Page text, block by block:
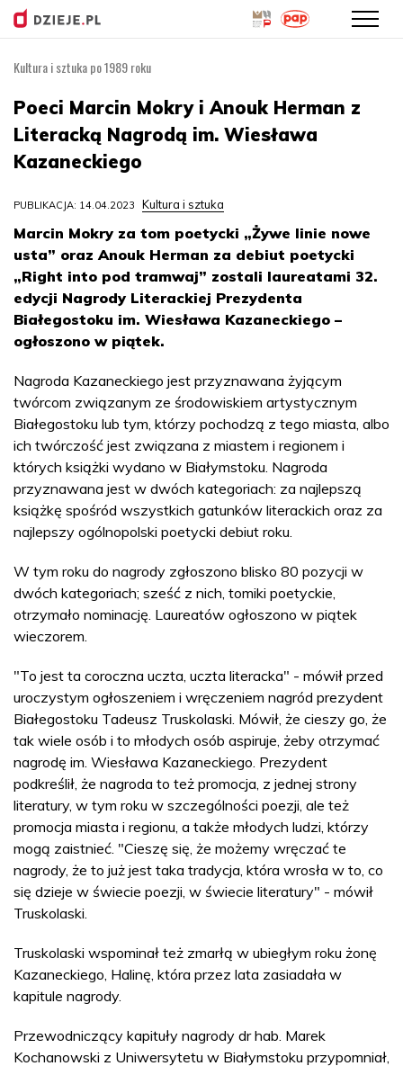
treści
Kultura i sztuka po 1989 roku
Poeci Marcin Mokry i Anouk Herman z
Literacką Nagrodą im. Wiesława
Kazaneckiego
PUBLIKACJA: 14.04.2023 Kultura i sztuka
Marcin Mokry za tom poetycki „Żywe linie nowe
usta” oraz Anouk Herman za debiut poetycki
„Right into pod tramwaj” zostali laureatami 32.
edycji Nagrody Literackiej Prezydenta
Białegostoku im. Wiesława Kazaneckiego –
ogłoszono w piątek.
Nagroda Kazaneckiego jest przyznawana żyjącym
twórcom związanym ze środowiskiem artystycznym
Białegostoku lub tym, którzy pochodzą z tego miasta, albo
ich twórczość jest związana z miastem i regionem i
których książki wydano w Białymstoku. Nagroda
przyznawana jest w dwóch kategoriach: za najlepszą
książkę spośród wszystkich gatunków literackich oraz za
najlepszy ogólnopolski poetycki debiut roku.
W tym roku do nagrody zgłoszono blisko 80 pozycji w
dwóch kategoriach; sześć z nich, tomiki poetyckie,
otrzymało nominację. Laureatów ogłoszono w piątek
wieczorem.
"To jest ta coroczna uczta, uczta literacka" - mówił przed
uroczystym ogłoszeniem i wręczeniem nagród prezydent
Białegostoku Tadeusz Truskolaski. Mówił, że cieszy go, że
tak wiele osób i to młodych osób aspiruje, żeby otrzymać
nagrodę im. Wiesława Kazaneckiego. Prezydent
podkreślił, że nagroda to też promocja, z jednej strony
literatury, w tym roku w szczególności poezji, ale też
promocja miasta i regionu, a także młodych ludzi, którzy
mogą zaistnieć. "Cieszę się, że możemy wręczać te
nagrody, że to już jest taka tradycja, która wrosła w to, co
się dzieje w świecie poezji, w świecie literatury" - mówił
Truskolaski.
Truskolaski wspominał też zmarłą w ubiegłym roku żonę
Kazaneckiego, Halinę, która przez lata zasiadała w
kapitule nagrody.
Przewodniczący kapituły nagrody dr hab. Marek
Kochanowski z Uniwersytetu w Białymstoku przypomniał,